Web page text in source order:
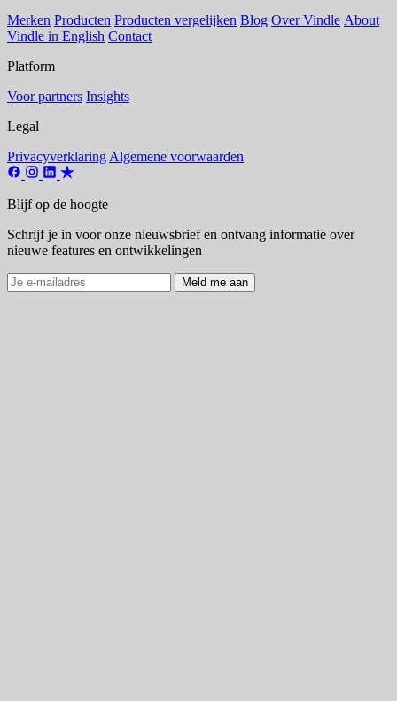
Merken Producten Producten vergelijken Blog Over Vindle About
Vindle in English Contact
Platform
Voor partners Insights
Legal
Privacyverklaring Algemene voorwaarden
Blijf op de hoogte
Schrijf je in voor onze nieuwsbrief en ontvang informatie over
nieuwe features en ontwikkelingen
Meld me aan